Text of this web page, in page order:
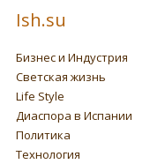
Ish.su
Бизнес и Индустрия
Светская жизнь
Life Style
Диаспора в Испании
Политика
Технология